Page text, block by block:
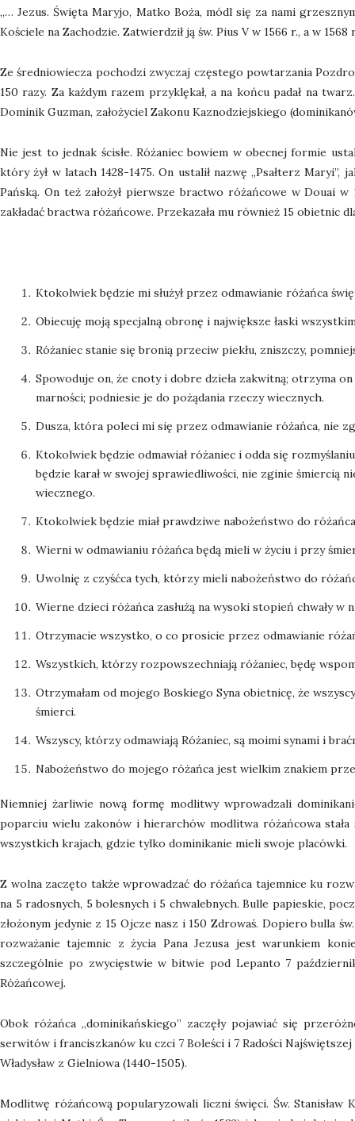
„… Jezus. Święta Maryjo, Matko Boża, módl się za nami
Kościele na Zachodzie. Zatwierdził ją św. Pius V w 1566 r., a w
Ze średniowiecza pochodzi zwyczaj częstego powtarzania
150 razy. Za każdym razem przyklękał, a na końcu padał na
Dominik Guzman, założyciel Zakonu Kaznodziejskiego
Nie jest to jednak ścisłe. Różaniec bowiem w obecnej formie
który żył w latach 1428-1475. On ustalił nazwę „Psałterz
Pańską. On też założył pierwsze bractwo różańcowe w Douai
zakładać bractwa różańcowe. Przekazała mu również 15 obietnic
Ktokolwiek będzie mi służył przez odmawianie różańca
Obiecuję moją specjalną obronę i największe łaski
Różaniec stanie się bronią przeciw piekłu, zniszczy,
Spowoduje on, że cnoty i dobre dzieła zakwitną; otrzyma
marności; podniesie je do pożądania rzeczy wiecznych.
Dusza, która poleci mi się przez odmawianie różańca, nie
Ktokolwiek będzie odmawiał różaniec i odda się
będzie karał w swojej sprawiedliwości, nie zginie śmiercią
wiecznego.
Ktokolwiek będzie miał prawdziwe nabożeństwo do
Wierni w odmawianiu różańca będą mieli w życiu i przy
Uwolnię z czyśćca tych, którzy mieli nabożeństwo do
Wierne dzieci różańca zasłużą na wysoki stopień chwały w
Otrzymacie wszystko, o co prosicie przez odmawianie
Wszystkich, którzy rozpowszechniają różaniec, będę
Otrzymałam od mojego Boskiego Syna obietnicę, że
śmierci.
Wszyscy, którzy odmawiają Różaniec, są moimi synami i
Nabożeństwo do mojego różańca jest wielkim znakiem
Niemniej żarliwie nową formę modlitwy wprowadzali
poparciu wielu zakonów i hierarchów modlitwa różańcowa stała
wszystkich krajach, gdzie tylko dominikanie mieli swoje placówki.
Z wolna zaczęto także wprowadzać do różańca tajemnice ku
na 5 radosnych, 5 bolesnych i 5 chwalebnych. Bulle papieskie,
złożonym jedynie z 15 Ojcze nasz i 150 Zdrowaś. Dopiero bulla
rozważanie tajemnic z życia Pana Jezusa jest warunkiem
szczególnie po zwycięstwie w bitwie pod Lepanto 7
Różańcowej.
Obok różańca „dominikańskiego” zaczęły pojawiać się
serwitów i franciszkanów ku czci 7 Boleści i 7 Radości
Władysław z Gielniowa (1440-1505).
Modlitwę różańcową popularyzowali liczni święci. Św.